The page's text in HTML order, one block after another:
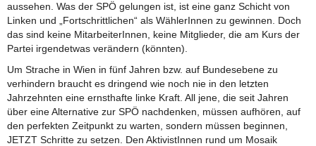
aussehen. Was der SPÖ gelungen ist, ist eine ganz Schicht von
Linken und „Fortschrittlichen“ als WählerInnen zu gewinnen. Doch
das sind keine MitarbeiterInnen, keine Mitglieder, die am Kurs der
Partei irgendetwas verändern (könnten).
Um Strache in Wien in fünf Jahren bzw. auf Bundesebene zu
verhindern braucht es dringend wie noch nie in den letzten
Jahrzehnten eine ernsthafte linke Kraft. All jene, die seit Jahren
über eine Alternative zur SPÖ nachdenken, müssen aufhören, auf
den perfekten Zeitpunkt zu warten, sondern müssen beginnen,
JETZT Schritte zu setzen. Den AktivistInnen rund um Mosaik